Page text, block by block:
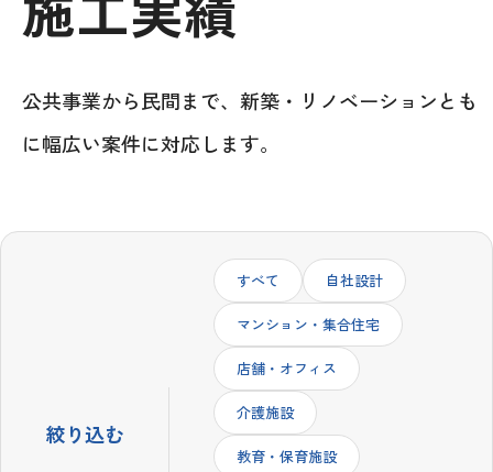
公共事業から民間まで、新築・リノベーションとも
に幅広い案件に対応します。
絞り込む
すべて 自社設計
マンション・集合住宅
店舗・オフィス
介護施設
教育・保育施設